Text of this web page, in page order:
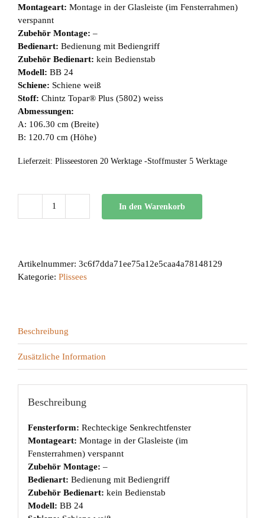
Montageart: Montage in der Glasleiste (im Fensterrahmen)
verspannt
Zubehör Montage: –
Bedienart: Bedienung mit Bediengriff
Zubehör Bedienart: kein Bedienstab
Modell: BB 24
Schiene: Schiene weiß
Stoff: Chintz Topar® Plus (5802) weiss
Abmessungen:
A: 106.30 cm (Breite)
B: 120.70 cm (Höhe)
Lieferzeit: Plisseestoren 20 Werktage -Stoffmuster 5 Werktage
In den Warenkorb
Artikelnummer: 3c6f7dda71ee75a12e5caa4a78148129
Kategorie: Plissees
Beschreibung
Zusätzliche Information
Beschreibung
Fensterform: Rechteckige Senkrechtfenster
Montageart: Montage in der Glasleiste (im
Fensterrahmen) verspannt
Zubehör Montage: –
Bedienart: Bedienung mit Bediengriff
Zubehör Bedienart: kein Bedienstab
Modell: BB 24